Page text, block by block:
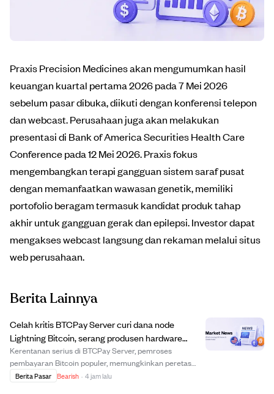
Praxis Precision Medicines akan mengumumkan hasil
keuangan kuartal pertama 2026 pada 7 Mei 2026
sebelum pasar dibuka, diikuti dengan konferensi telepon
dan webcast. Perusahaan juga akan melakukan
presentasi di Bank of America Securities Health Care
Conference pada 12 Mei 2026. Praxis fokus
mengembangkan terapi gangguan sistem saraf pusat
dengan memanfaatkan wawasan genetik, memiliki
portofolio beragam termasuk kandidat produk tahap
akhir untuk gangguan gerak dan epilepsi. Investor dapat
mengakses webcast langsung dan rekaman melalui situs
web perusahaan.
Berita Lainnya
Celah kritis BTCPay Server curi dana node
Lightning Bitcoin, serang produsen hardware
wallet dan media Bitcoin.
Kerentanan serius di BTCPay Server, pemroses
pembayaran Bitcoin populer, memungkinkan peretas
mengakses kredensial node Lightning dan mencuri dana.
Berita Pasar Bearish · 4 jam lalu